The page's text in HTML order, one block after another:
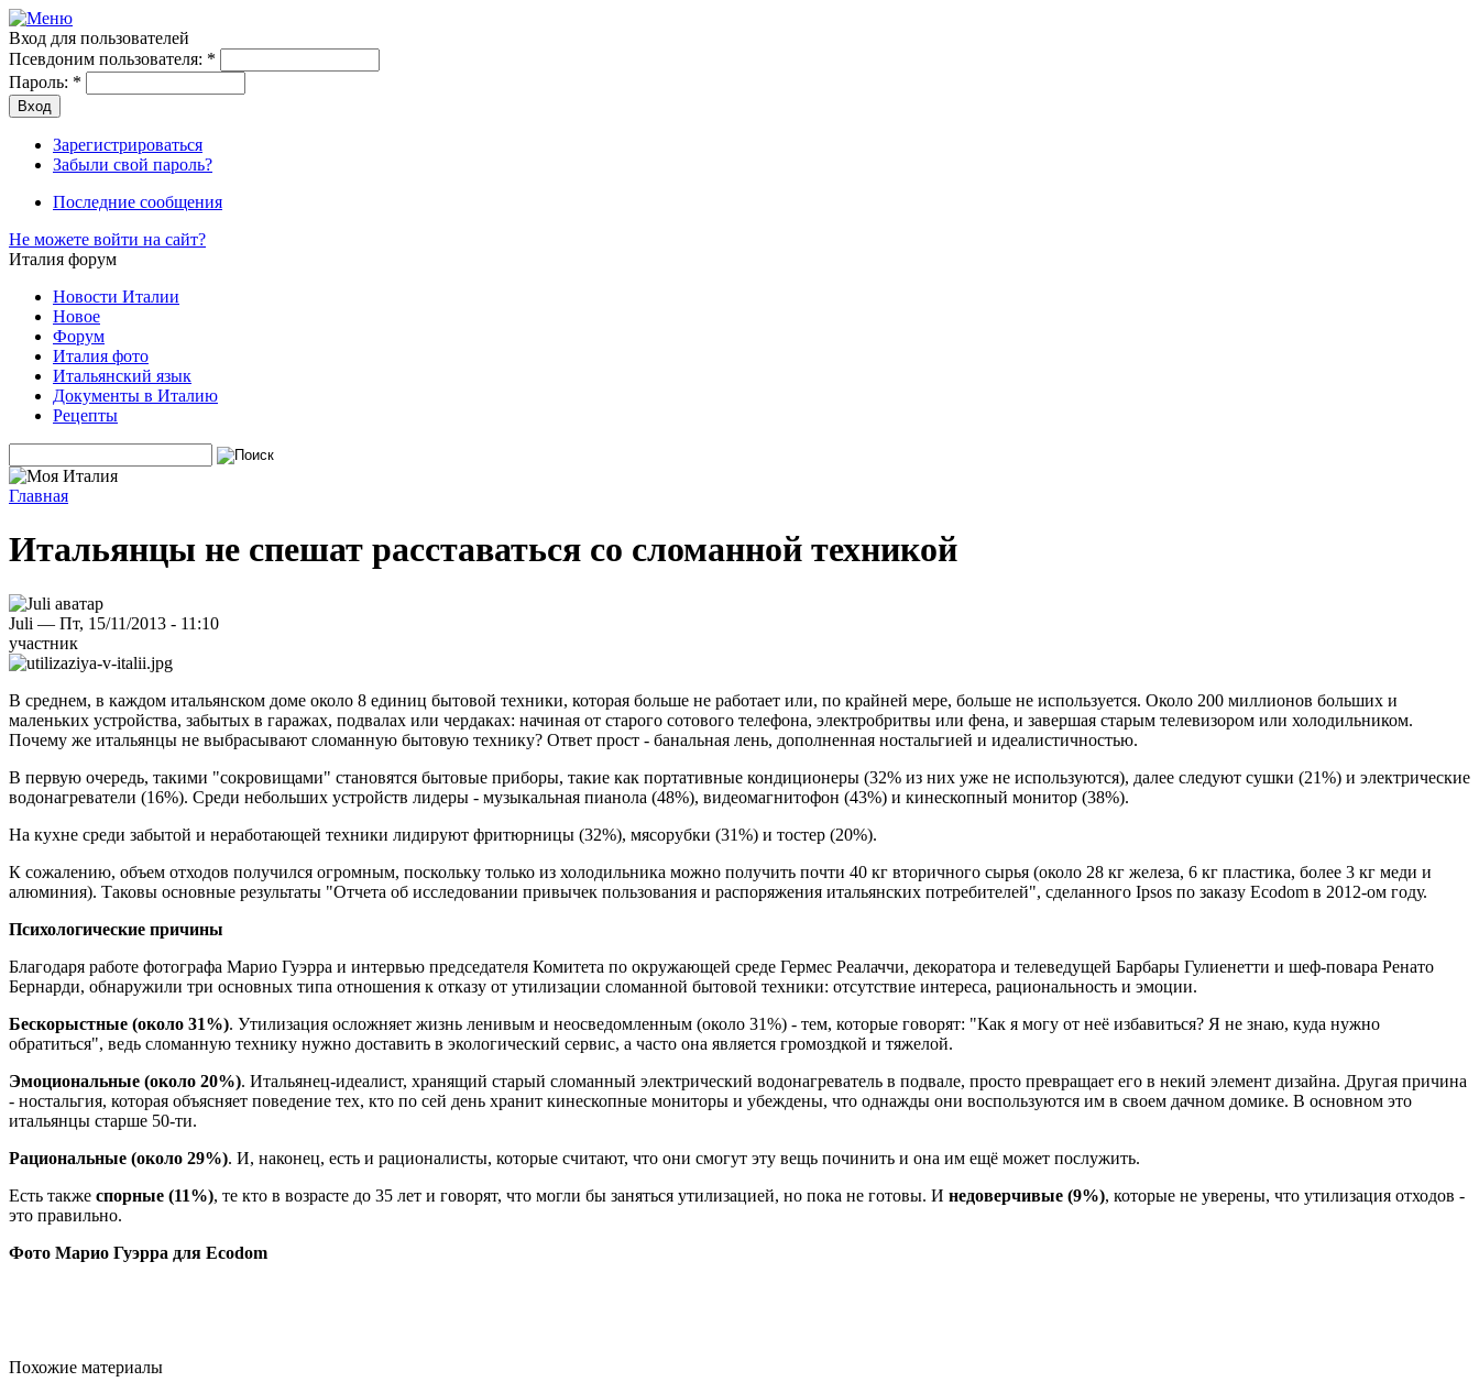
Вход для пользователей
Псевдоним пользователя: *
Пароль: *
Зарегистрироваться
Забыли свой пароль?
Последние сообщения
Не можете войти на сайт?
Италия форум
Новости Италии
Новое
Форум
Италия фото
Итальянский язык
Документы в Италию
Рецепты
Главная
Итальянцы не спешат расставаться со сломанной техникой
Juli — Пт, 15/11/2013 - 11:10
участник
В среднем, в каждом итальянском доме около 8 единиц бытовой техники, которая больше не работает или, по крайней мере, больше не используется. Около 200 миллионов больших и
маленьких устройства, забытых в гаражах, подвалах или чердаках: начиная от старого сотового телефона, электробритвы или фена, и завершая старым телевизором или холодильником.
Почему же итальянцы не выбрасывают сломанную бытовую технику? Ответ прост - банальная лень, дополненная ностальгией и идеалистичностью.
В первую очередь, такими "сокровищами" становятся бытовые приборы, такие как портативные кондиционеры (32% из них уже не используются), далее следуют сушки (21%) и электрические
водонагреватели (16%). Среди небольших устройств лидеры - музыкальная пианола (48%), видеомагнитофон (43%) и кинескопный монитор (38%).
На кухне среди забытой и неработающей техники лидируют фритюрницы (32%), мясорубки (31%) и тостер (20%).
К сожалению, объем отходов получился огромным, поскольку только из холодильника можно получить почти 40 кг вторичного сырья (около 28 кг железа, 6 кг пластика, более 3 кг меди и
алюминия). Таковы основные результаты "Отчета об исследовании привычек пользования и распоряжения итальянских потребителей", сделанного Ipsos по заказу Ecodom в 2012-ом году.
Психологические причины
Благодаря работе фотографа Марио Гуэрра и интервью председателя Комитета по окружающей среде Гермес Реалаччи, декоратора и телеведущей Барбары Гулиенетти и шеф-повара Ренато
Бернарди, обнаружили три основных типа отношения к отказу от утилизации сломанной бытовой техники: отсутствие интереса, рациональность и эмоции.
Бескорыстные (около 31%). Утилизация осложняет жизнь ленивым и неосведомленным (около 31%) - тем, которые говорят: "Как я могу от неё избавиться? Я не знаю, куда нужно
обратиться", ведь сломанную технику нужно доставить в экологический сервис, а часто она является громоздкой и тяжелой.
Эмоциональные (около 20%). Итальянец-идеалист, хранящий старый сломанный электрический водонагреватель в подвале, просто превращает его в некий элемент дизайна. Другая причина
- ностальгия, которая объясняет поведение тех, кто по сей день хранит кинескопные мониторы и убеждены, что однажды они воспользуются им в своем дачном домике. В основном это
итальянцы старше 50-ти.
Рациональные (около 29%). И, наконец, есть и рационалисты, которые считают, что они смогут эту вещь починить и она им ещё может послужить.
Есть также спорные (11%), те кто в возрасте до 35 лет и говорят, что могли бы заняться утилизацией, но пока не готовы. И недоверчивые (9%), которые не уверены, что утилизация отходов -
это правильно.
Фото Марио Гуэрра для Ecodom
Похожие материалы